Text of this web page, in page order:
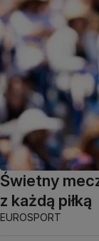
Świetny
z każdą piłką
EUROSPORT